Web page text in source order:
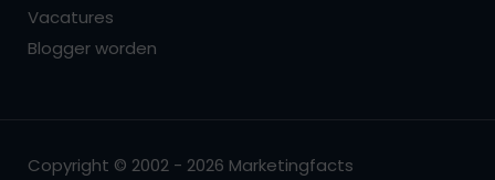
Vacatures
Blogger worden
Copyright © 2002 - 2026 Marketingfacts